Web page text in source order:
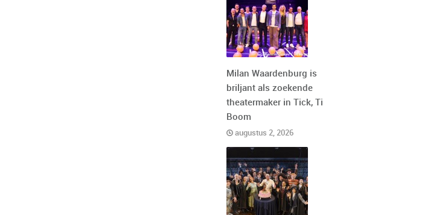
Milan Waardenburg is
briljant als zoekende
theatermaker in Tick, Tick,
Boom
augustus 2, 2026